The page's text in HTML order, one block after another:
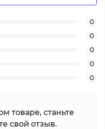
0
0
0
0
0
товаре, станьте
свой отзыв.